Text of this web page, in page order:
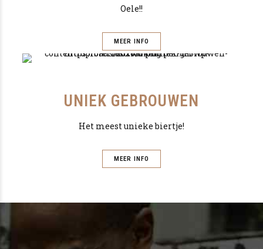
Oele!!
MEER INFO
UNIEK GEBROUWEN
Het meest unieke biertje!
MEER INFO